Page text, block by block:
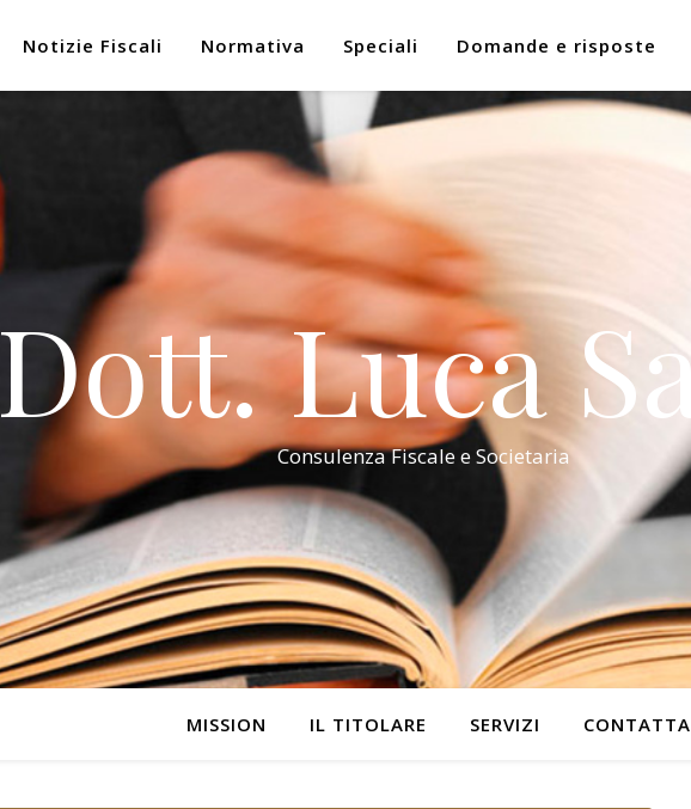
Notizie Fiscali Normativa Speciali Domande e risposte
Dott. Luca
Consulenza Fiscale e Societaria
MISSION IL TITOLARE SERVIZI